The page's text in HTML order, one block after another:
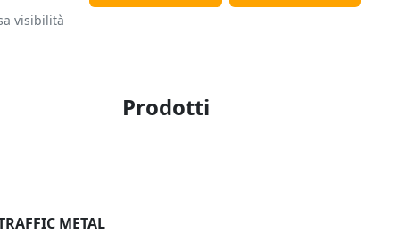
visibilità
Prodotti
METAL